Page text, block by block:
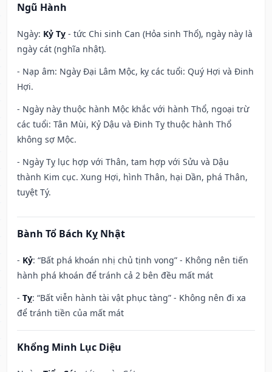
Ngũ Hành
Ngày: Kỷ Tỵ - tức Chi sinh Can (Hỏa sinh Thổ), ngày này là
ngày cát (nghĩa nhật).
- Nạp âm: Ngày Đại Lâm Mộc, kỵ các tuổi: Quý Hợi và Đinh
Hợi.
- Ngày này thuộc hành Mộc khắc với hành Thổ, ngoại trừ
các tuổi: Tân Mùi, Kỷ Dậu và Đinh Tỵ thuộc hành Thổ
không sợ Mộc.
- Ngày Tỵ lục hợp với Thân, tam hợp với Sửu và Dậu
thành Kim cục. Xung Hợi, hình Thân, hại Dần, phá Thân,
tuyệt Tý.
Bành Tổ Bách Kỵ Nhật
- Kỷ: “Bất phá khoán nhị chủ tịnh vong” - Không nên tiến
hành phá khoán để tránh cả 2 bên đều mất mát
- Tỵ: “Bất viễn hành tài vật phục tàng” - Không nên đi xa
để tránh tiền của mất mát
Khổng Minh Lục Diệu